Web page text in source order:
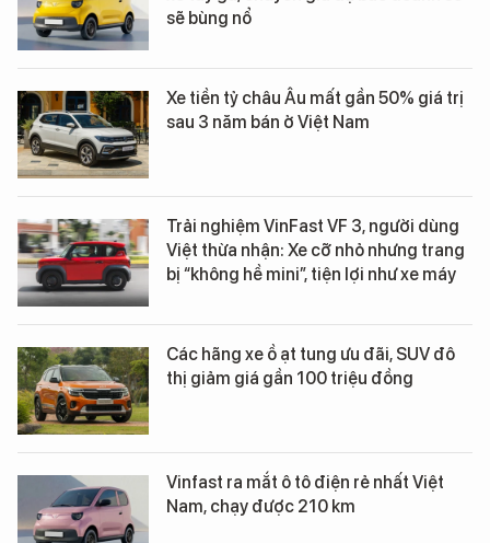
sẽ bùng nổ
Xe tiền tỷ châu Âu mất gần 50% giá trị
sau 3 năm bán ở Việt Nam
Trải nghiệm VinFast VF 3, người dùng
Việt thừa nhận: Xe cỡ nhỏ nhưng trang
bị “không hề mini”, tiện lợi như xe máy
Các hãng xe ồ ạt tung ưu đãi, SUV đô
thị giảm giá gần 100 triệu đồng
Vinfast ra mắt ô tô điện rẻ nhất Việt
Nam, chạy được 210 km